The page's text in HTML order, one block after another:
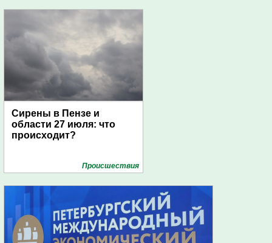
Сирены в Пензе и
области 27 июля: что
происходит?
Проиcшествия